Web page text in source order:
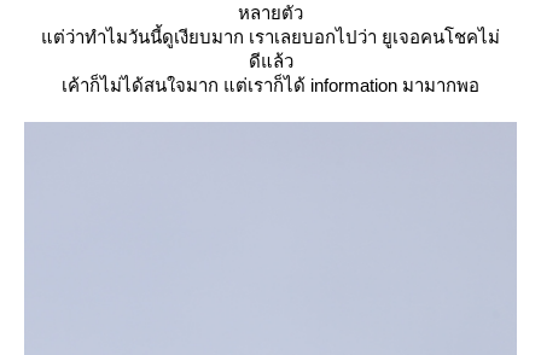
หลายตัว
ต่ว่าทำไมวันนี้ดูเงียบมาก เราเลยบอกไปว่า ยูเจอคนโชคไม่
ดีแล้ว
เค้าก็ไม่ได้สนใจมาก แต่เราก็ได้ information มามากพอ